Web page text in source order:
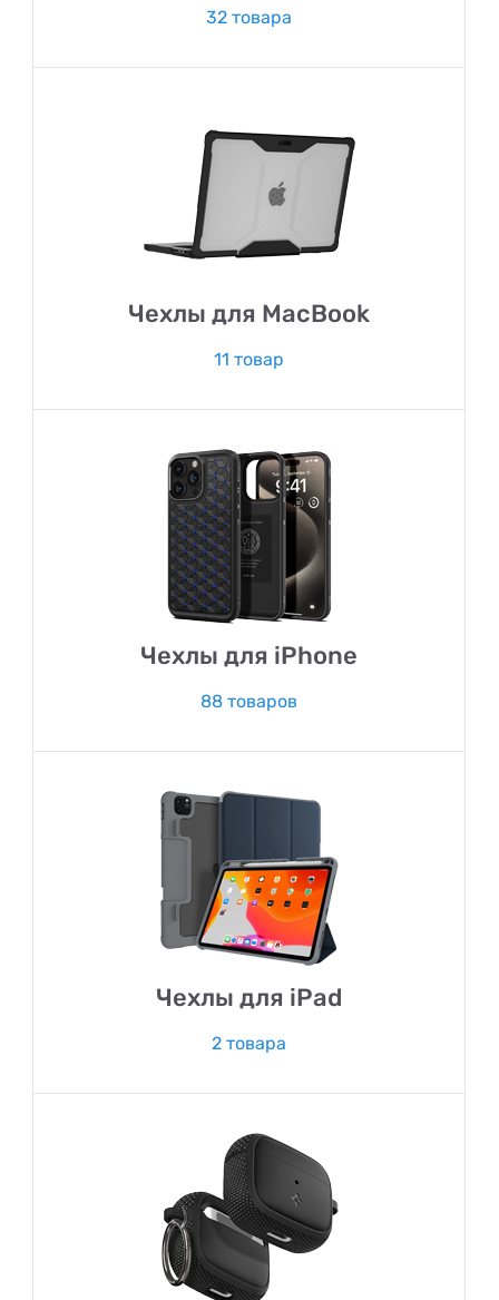
32 товара
Чехлы для MacBook
11 товар
Чехлы для iPhone
88 товаров
Чехлы для iPad
2 товара